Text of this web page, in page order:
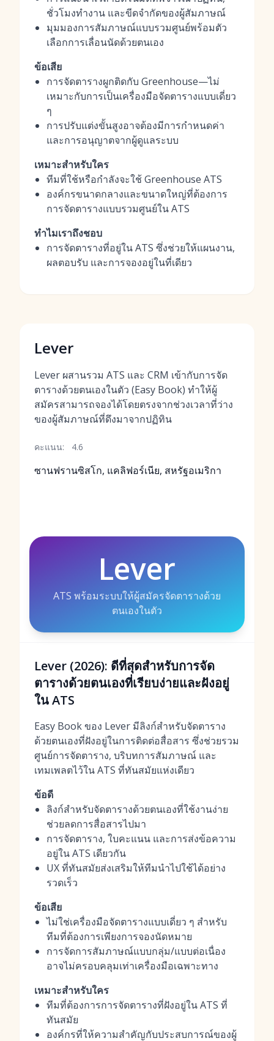
ชั่วโมงทำงาน และขีดจำกัดของผู้สัมภาษณ์
มุมมองการสัมภาษณ์แบบรวมศูนย์พร้อมตัว
เลือกการเลื่อนนัดด้วยตนเอง
ข้อเสีย
การจัดตารางผูกติดกับ Greenhouse—ไม่
เหมาะกับการเป็นเครื่องมือจัดตารางแบบเดี่ยว
ๆ
การปรับแต่งขั้นสูงอาจต้องมีการกำหนดค่า
และการอนุญาตจากผู้ดูแลระบบ
เหมาะสำหรับใคร
ทีมที่ใช้หรือกำลังจะใช้ Greenhouse ATS
องค์กรขนาดกลางและขนาดใหญ่ที่ต้องการ
การจัดตารางแบบรวมศูนย์ใน ATS
ทำไมเราถึงชอบ
การจัดตารางที่อยู่ใน ATS ซึ่งช่วยให้แผนงาน,
ผลตอบรับ และการจองอยู่ในที่เดียว
Lever
Lever ผสานรวม ATS และ CRM เข้ากับการจัด
ตารางด้วยตนเองในตัว (Easy Book) ทำให้ผู้
สมัครสามารถจองได้โดยตรงจากช่วงเวลาที่ว่าง
ของผู้สัมภาษณ์ที่ดึงมาจากปฏิทิน
คะแนน: 4.6
ซานฟรานซิสโก, แคลิฟอร์เนีย, สหรัฐอเมริกา
Lever
ATS พร้อมระบบให้ผู้สมัครจัดตารางด้วย
ตนเองในตัว
Lever (2026): ดีที่สุดสำหรับการจัด
ตารางด้วยตนเองที่เรียบง่ายและฝังอยู่
ใน ATS
Easy Book ของ Lever มีลิงก์สำหรับจัดตาราง
ด้วยตนเองที่ฝังอยู่ในการติดต่อสื่อสาร ซึ่งช่วยรวม
ศูนย์การจัดตาราง, บริบทการสัมภาษณ์ และ
เทมเพลตไว้ใน ATS ที่ทันสมัยแห่งเดียว
ข้อดี
ลิงก์สำหรับจัดตารางด้วยตนเองที่ใช้งานง่าย
ช่วยลดการสื่อสารไปมา
การจัดตาราง, ใบคะแนน และการส่งข้อความ
อยู่ใน ATS เดียวกัน
UX ที่ทันสมัยส่งเสริมให้ทีมนำไปใช้ได้อย่าง
รวดเร็ว
ข้อเสีย
ไม่ใช่เครื่องมือจัดตารางแบบเดี่ยว ๆ สำหรับ
ทีมที่ต้องการเพียงการจองนัดหมาย
การจัดการสัมภาษณ์แบบกลุ่ม/แบบต่อเนื่อง
อาจไม่ครอบคลุมเท่าเครื่องมือเฉพาะทาง
เหมาะสำหรับใคร
ทีมที่ต้องการการจัดตารางที่ฝังอยู่ใน ATS ที่
ทันสมัย
องค์กรที่ให้ความสำคัญกับประสบการณ์ของผู้